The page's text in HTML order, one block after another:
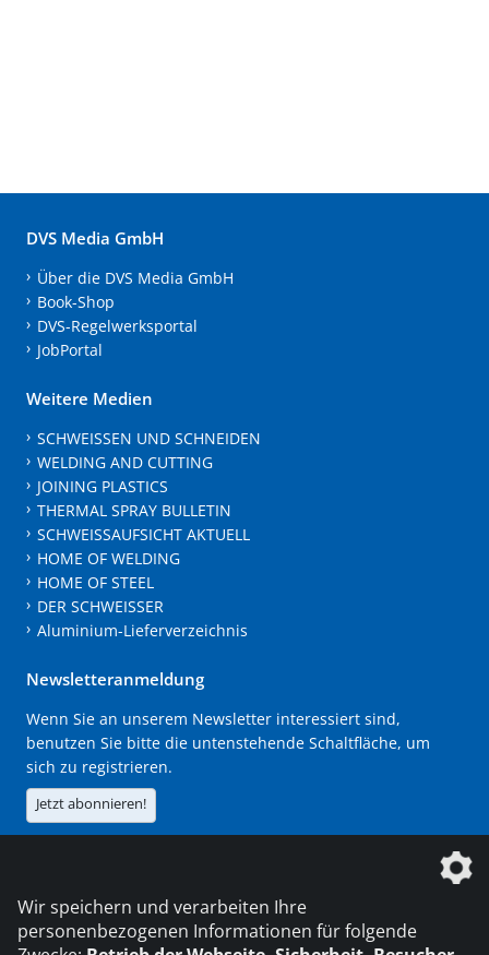
DVS Media GmbH
Über die DVS Media GmbH
Book-Shop
DVS-Regelwerksportal
JobPortal
Weitere Medien
SCHWEISSEN UND SCHNEIDEN
WELDING AND CUTTING
JOINING PLASTICS
THERMAL SPRAY BULLETIN
SCHWEISSAUFSICHT AKTUELL
HOME OF WELDING
HOME OF STEEL
DER SCHWEISSER
Aluminium-Lieferverzeichnis
Newsletteranmeldung
Wenn Sie an unserem Newsletter interessiert sind,
benutzen Sie bitte die untenstehende Schaltfläche, um
sich zu registrieren.
Jetzt abonnieren!
Die DVS Media GmbH ist ein Unternehmen der
Wir speichern und verarbeiten Ihre
personenbezogenen Informationen für folgende